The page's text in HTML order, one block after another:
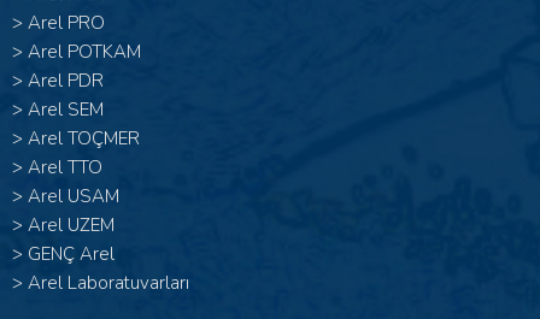
> Arel PRO
> Arel POTKAM
> Arel PDR
> Arel SEM
> Arel TOÇMER
> Arel TTO
> Arel USAM
> Arel UZEM
> GENÇ Arel
> Arel Laboratuvarları